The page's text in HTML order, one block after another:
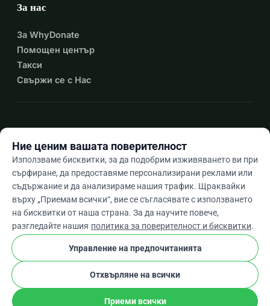
За нас
За WhyDonate
Помощен център
Такси
Свържи се с Нас
Bgarrow_drop_down
★★★★★4,9 / 5 въз основа на 500+ отзива
WhyDonate
Общи условия
Настройки На Бисквитките
Създадено в Европа stripe check Проверен Партньор
Ние ценим вашата поверителност
Използваме бисквитки, за да подобрим изживяването ви при
сърфиране, да предоставяме персонализирани реклами или
съдържание и да анализираме нашия трафик. Щраквайки
върху „Приемам всички“, вие се съгласявате с използването
на бисквитки от наша страна. За да научите повече,
разгледайте нашия политика за поверителност и бисквитки.
Управление на предпочитанията
Отхвърляне на всички
Приеми всички